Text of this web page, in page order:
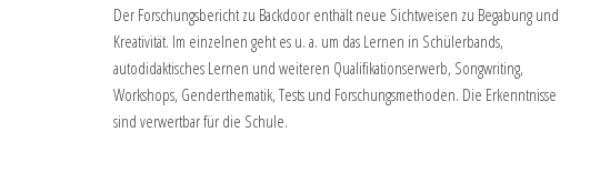
Der Forschungsbericht zu Backdoor enthält neue Sichtweisen zu Begabung und
Kreativität. Im einzelnen geht es u. a. um das Lernen in Schülerbands,
autodidaktisches Lernen und weiteren Qualifikationserwerb, Songwriting,
Workshops, Genderthematik, Tests und Forschungsmethoden. Die Erkenntnisse
sind verwertbar für die Schule.